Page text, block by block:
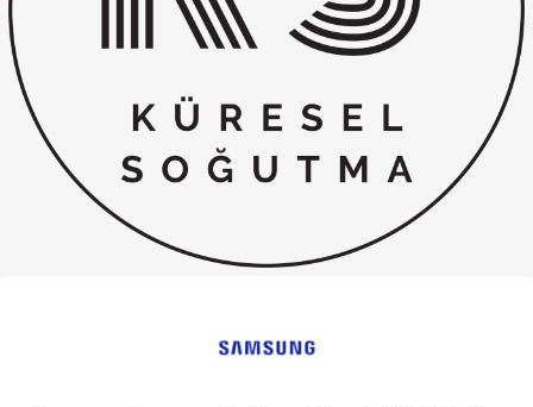
Fırın, Ocak ve Aspiratör
Klima
Kombi
Musluk